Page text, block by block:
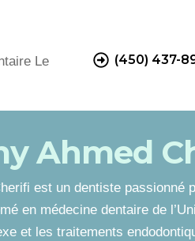
(450) 437-
Ahmed
est un dentiste passionné
en médecine dentaire de
et les traitements